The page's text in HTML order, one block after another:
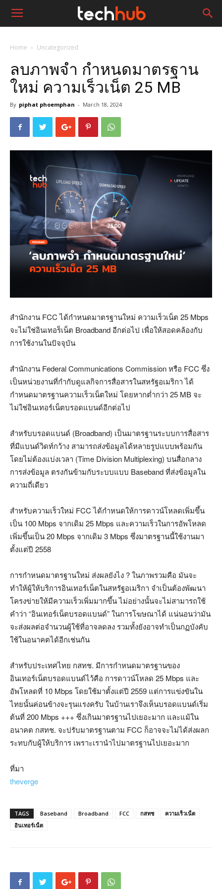
Home Uncategorized
ลบภาพจำ กำหนดมาตรฐาน
ใหม่ ความเร็วเน็ต 25 MB
By piphat phoemphan - March 18, 2024
สำนักงาน FCC ได้กำหนดมาตรฐานใหม่ ความเร็วเน็ต 25 Mbps
จะไม่ใช่อินเทอร็เน็ต Broadband อีกต่อไป เพื่อให้สอดคล้องกับ
การใช้งานในปัจจุบัน
สำนักงาน Federal Communications Commission หรือ FCC ซึ่ง
เป็นหน่วยงานที่กำกับดูแลกิจการสื่อสารในสหรัฐอเมริกา ได้
กำหนดมาตรฐานความเร็วเน็ตใหม่ โดยหากต่ำกว่า 25 MB จะ
ไม่ใช่อินเทอร์เน็ตบรอดแบนด์อีกต่อไป
สำหรับบรอดแบนด์ (Broadband) เป็นมาตรฐานระบบการสื่อสาร
ที่มีแบนด์วิดท์กว้าง สามารถส่งข้อมูลได้หลายรูปแบบพร้อมกัน
โดยไม่ต้องแบ่งเวลา (Time Division Multiplexing) บนสื่อกลาง
การส่งข้อมูล ตรงกันข้ามกับระบบแบบ Baseband ที่ส่งข้อมูลใน
ความถี่เดียว
สำหรับความเร็วใหม่ FCC ได้กำหนดให้การดาวน์โหลดเพิ่มขึ้น
เป็น 100 Mbps จากเดิม 25 Mbps และความเร็วในการอัพโหลด
เพิ่มขึ้นเป็น 20 Mbps จากเดิม 3 Mbps ซึ่งมาตรฐานนี้ใช้งานมา
ตั้งแต่ปี 2558
การกำหนดมาตรฐานใหม่ ส่งผลยังไง ? ในภาพรวมคือ มันจะ
ทำให้ผู้ให้บริการอินเทอร์เน็ตในสหรัฐอเมริกา จำเป็นต้องพัฒนา
โครงข่ายให้มีความเร็วเพิ่มมากขึ้น ไม่อย่างนั้นจะไม่สามารถใช้
คำว่า “อินเทอร์เน็ตบรอดแบนด์” ในการโฆษณาได้ แน่นอนว่ามัน
จะส่งผลต่อจำนวนผู้ใช้ที่อาจลดลง รวมทั้งยังอาจทำเป็นกฏบังคับ
ใช้ในอนาคตได้อีกเช่นกัน
สำหรับประเทศไทย กสทช. มีการกำหนดมาตรฐานของ
อินเทอร์เน็ตบรอดแบนด์ไว้คือ การดาวน์โหลด 25 Mbps และ
อัพโหลดที่ 10 Mbps โดยใช้มาตั้งแต่ปี 2559 แต่การแข่งขันใน
ไทยนั้นค่อนข้างจะรุนแรงครับ ในบ้านเราจึงเห็นบรอดแบนด์เริ่ม
ต้นที่ 200 Mbps +++ ซึ่งเกินมาตรฐานไปเยอะมาก และแม้ใน
อนาคต กสทช. จะปรับมาตรฐานตาม FCC ก็อาจจะไม่ได้ส่งผลก
ระทบกับผู้ให้บริการ เพราะเรานำไปมาตรฐานไปเยอะมาก
ที่มา
theverge
TAGS Baseband Broadband FCC กสทช
ความเร็วเน็ต
อินเทอร์เน็ต